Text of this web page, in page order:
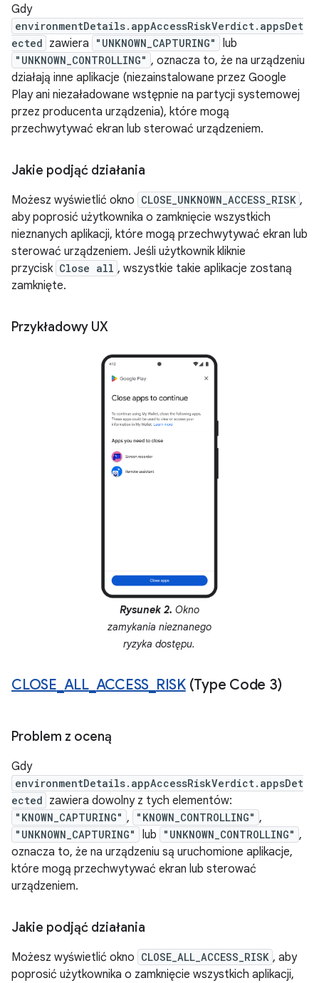
Gdy
environmentDetails.appAccessRiskVerdict.appsDet
ected zawiera "UNKNOWN_CAPTURING" lub
"UNKNOWN_CONTROLLING" , oznacza to, że na urządzeniu
działają inne aplikacje (niezainstalowane przez Google
Play ani niezaładowane wstępnie na partycji systemowej
przez producenta urządzenia), które mogą
przechwytywać ekran lub sterować urządzeniem.
Jakie podjąć działania
Możesz wyświetlić okno CLOSE_UNKNOWN_ACCESS_RISK ,
aby poprosić użytkownika o zamknięcie wszystkich
nieznanych aplikacji, które mogą przechwytywać ekran lub
sterować urządzeniem. Jeśli użytkownik kliknie
przycisk Close all , wszystkie takie aplikacje zostaną
zamknięte.
Przykładowy UX
Rysunek 2. Okno
zamykania nieznanego
ryzyka dostępu.
CLOSE ALL_ ACCESS RISK(Type Code 3)
Problem z oceną
Gdy
environmentDetails.appAccessRiskVerdict.appsDet
ected zawiera dowolny z tych elementów:
"KNOWN_CAPTURING" , "KNOWN_CONTROLLING" ,
"UNKNOWN_CAPTURING" lub "UNKNOWN_CONTROLLING" ,
oznacza to, że na urządzeniu są uruchomione aplikacje,
które mogą przechwytywać ekran lub sterować
urządzeniem.
Jakie podjąć działania
Możesz wyświetlić okno CLOSE_ALL_ACCESS_RISK , aby
poprosić użytkownika o zamknięcie wszystkich aplikacji,